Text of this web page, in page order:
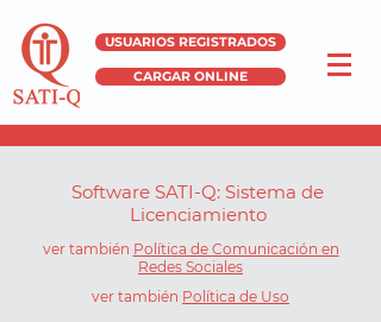
USUARIOS REGISTRADOS
CARGAR ONLINE
Software SATI-Q: Sistema de
Licenciamiento
ver también Política de Comunicación en
Redes Sociales
ver también Política de Uso